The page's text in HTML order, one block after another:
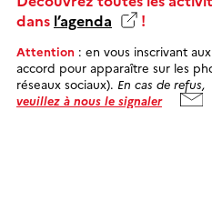
dans l’agenda !
Attention : en vous inscrivant
accord pour apparaître sur les
réseaux sociaux). En cas de refus,
veuillez à nous le signaler